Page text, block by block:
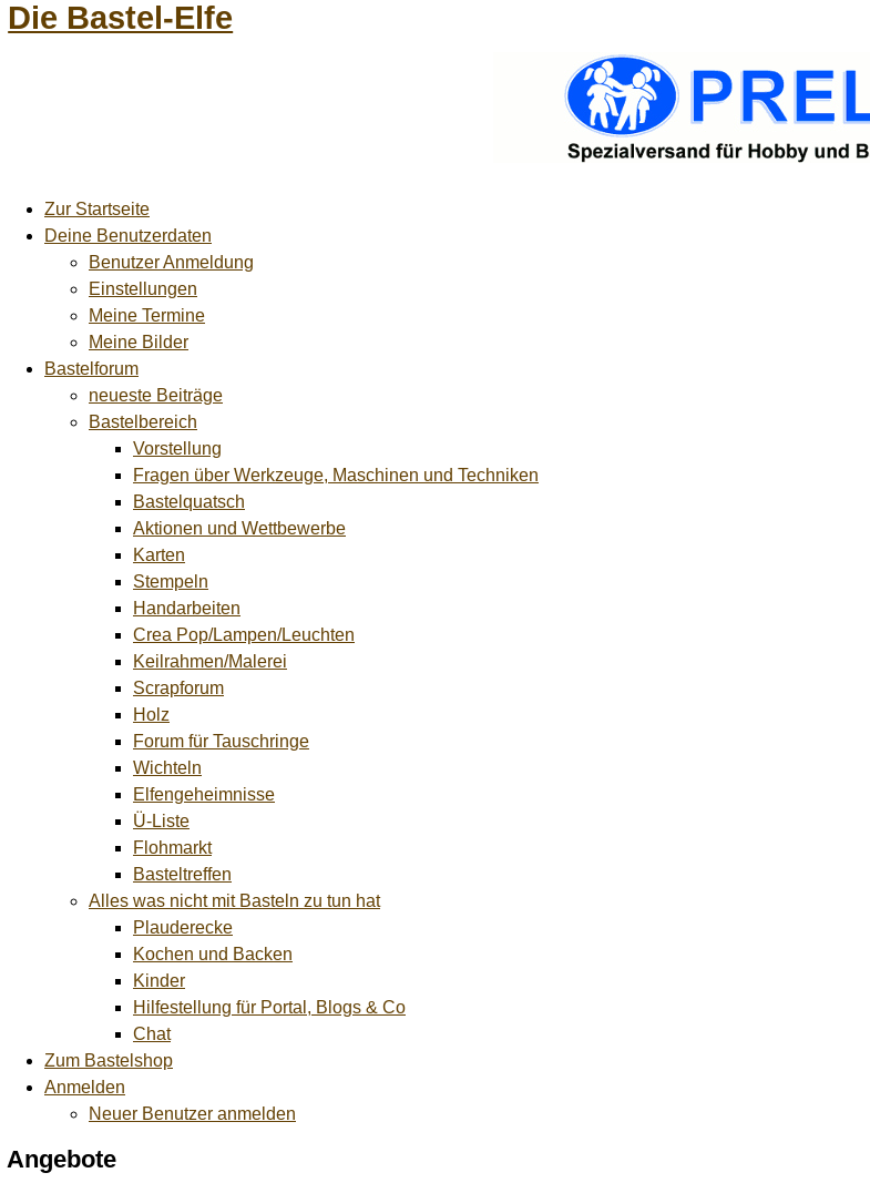
Die Bastel-Elfe
Zur Startseite
Deine Benutzerdaten
Benutzer Anmeldung
Einstellungen
Meine Termine
Meine Bilder
Bastelforum
neueste Beiträge
Bastelbereich
Vorstellung
Fragen über Werkzeuge, Maschinen und Techniken
Bastelquatsch
Aktionen und Wettbewerbe
Karten
Stempeln
Handarbeiten
Crea Pop/Lampen/Leuchten
Keilrahmen/Malerei
Scrapforum
Holz
Forum für Tauschringe
Wichteln
Elfengeheimnisse
Ü-Liste
Flohmarkt
Basteltreffen
Alles was nicht mit Basteln zu tun hat
Plauderecke
Kochen und Backen
Kinder
Hilfestellung für Portal, Blogs & Co
Chat
Zum Bastelshop
Anmelden
Neuer Benutzer anmelden
Angebote